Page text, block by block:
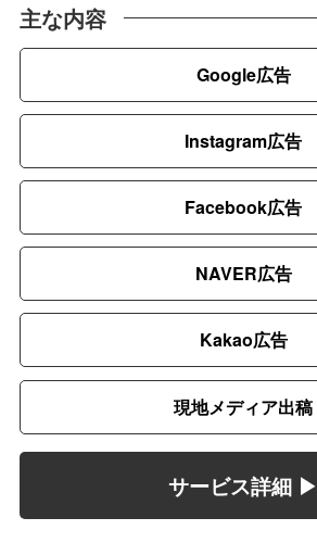
主な内容
Google広告
Instagram広告
Facebook広告
NAVER広告
Kakao広告
現地メディア出稿
サービス詳細 ▶︎